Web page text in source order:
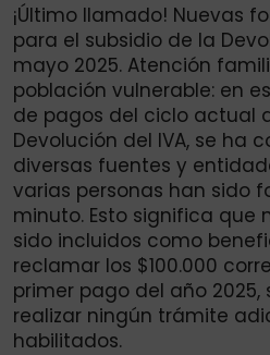
¡Último llamado! Nuevas
para el subsidio de la
mayo 2025. Atención
población vulnerable: en
de pagos del ciclo actual
Devolución del IVA, se ha
diversas fuentes y
varias personas han sido
minuto. Esto significa que
sido incluidos como
reclamar los $100.000
primer pago del año
realizar ningún trámite
habilitados.